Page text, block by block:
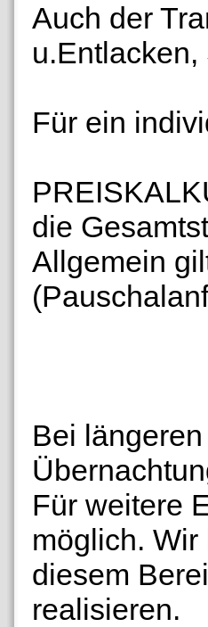
Auch der
Für ein
die
Allgemein
Bei
Für weitere
möglich.
diesem
realisieren.